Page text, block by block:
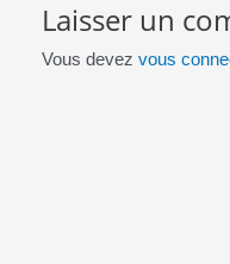
Laisser un
Vous devez vous